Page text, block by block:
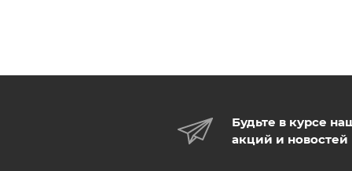
Будьте в курсе
акций и новостей